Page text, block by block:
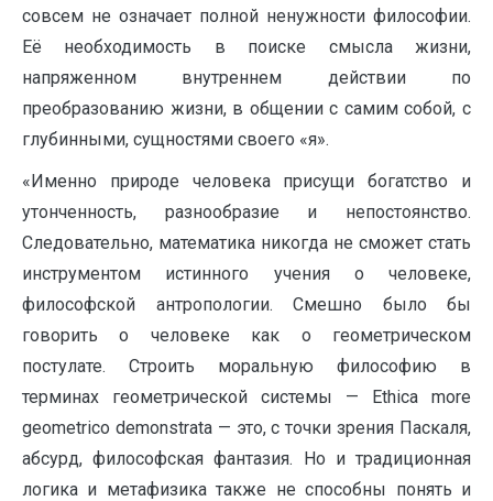
совсем не означает полной ненужности философии.
Её необходимость в поиске смысла жизни,
напряженном внутреннем действии по
преобразованию жизни, в общении с самим собой, с
глубинными, сущностями своего «я».
«Именно природе человека присущи богатство и
утонченность, разнообразие и непостоянство.
Следовательно, математика никогда не сможет стать
инструментом истинного учения о человеке,
философской антропологии. Смешно было бы
говорить о человеке как о геометрическом
постулате. Строить моральную философию в
терминах геометрической системы — Ethica more
geometrico demonstrata — это, с точки зрения Паскаля,
абсурд, философская фантазия. Но и традиционная
логика и метафизика также не способны понять и